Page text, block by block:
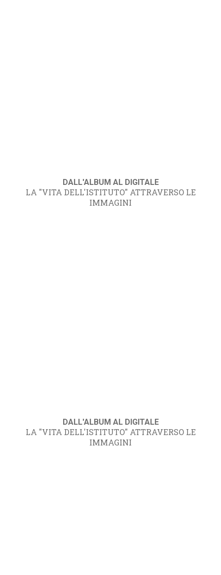
DALL'ALBUM AL DIGITALE
LA "VITA DELL'ISTITUTO" ATTRAVERSO LE
IMMAGINI
DALL'ALBUM AL DIGITALE
LA "VITA DELL'ISTITUTO" ATTRAVERSO LE
IMMAGINI